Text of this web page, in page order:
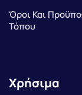
Όροι Και
Τόπου
Χρήσιμα